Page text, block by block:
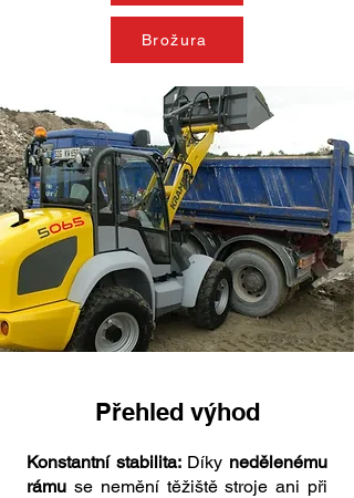
Brožura
Přehled výhod
Konstantní stabilita:Díky nedělenému
rámu se nemění těžiště stroje ani při